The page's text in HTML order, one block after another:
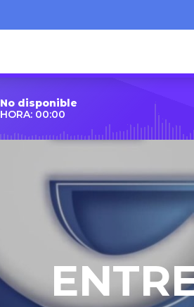
No disponible
HORA: 00:00